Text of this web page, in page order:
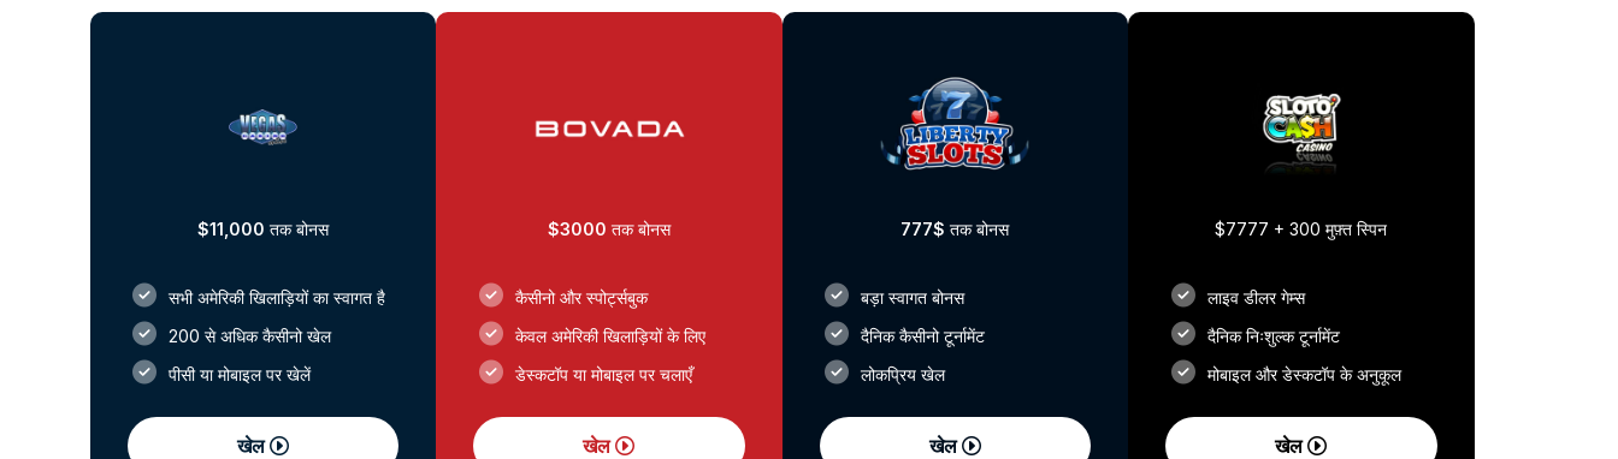
$11,000 तक बोनस
सभी अमेरिकी खिलाड़ियों का स्वागत है
200 से अधिक कैसीनो खेल
पीसी या मोबाइल पर खेलें
खेल
$3000 तक बोनस
कैसीनो और स्पोर्ट्सबुक
केवल अमेरिकी खिलाड़ियों के लिए
डेस्कटॉप या मोबाइल पर चलाएँ
खेल
777$ तक बोनस
बड़ा स्वागत बोनस
दैनिक कैसीनो टूर्नामेंट
लोकप्रिय खेल
खेल
$7777 + 300 मुफ़्त स्पिन
लाइव डीलर गेम्स
दैनिक निःशुल्क टूर्नामेंट
मोबाइल और डेस्कटॉप के अनुकूल
खेल